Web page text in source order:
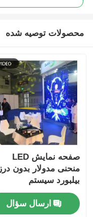
محصولات توصیه شده
صفحه نمایش LED
منحنی مدولار بدون درز
بیلبورد سیستم
NovaStar 6000nits
ارسال سؤال